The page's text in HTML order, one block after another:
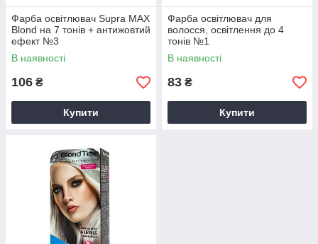
Фарба освітлювач Supra МАХ
Blond на 7 тонів + антижовтий
ефект №3
В наявності
106 ₴
Купити
Фарба освітлювач для
волосся, освітлення до 4
тонів №1
В наявності
83 ₴
Купити